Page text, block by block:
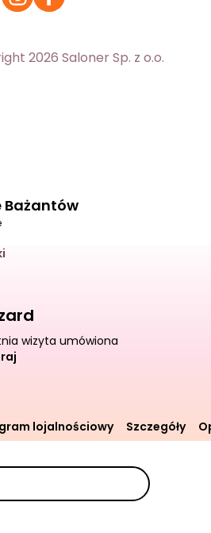
2026 Saloner Sp. z o.o.
Bażantów
wizyta umówiona
lojalnościowy Szczegóły